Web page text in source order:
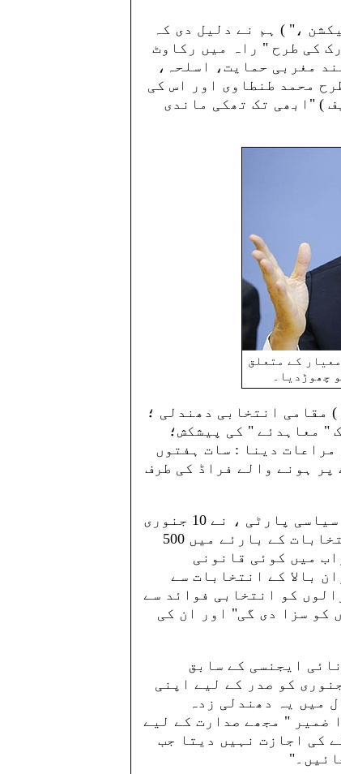
جعلی الیکشن ،" ) ہم نے دلیل دی کہ
کی طرح " راہ میں رکاوٹ
مغربی حمایت، اسلحہ،
محمد طنطاوی اور اس کی
) "ابھی تک تھکی ماندی
کے متعلق
چھوڑدیا۔
ہم اس دعوی کے لیے تین دلائل پیش کرتے ہیں: (1 ) مقامی انتخابی دھندلی ؛
" معاہدئے " کی پیشکش؛
مراعات دینا : سات ہفتوں
پر ہونے والے فراڈ کی طرف
آزاد مصّری پارٹی، مصّر کی معروف کاسیک لبرل سیاسی پارٹی ، نے 10 جنوری
کو اعلان کیا کہ انھوں نے ایوان زیریں کے انتخابات کے بارئے میں 500
میں کوئی قانونی
بالا کے انتخابات سے
کو انتخابی فوائد سے
کو سزا دی گی" اور ان کی
ایجنسی کے سابق
جنرل ہیں ( آئی-ائے-ای-ائے ) نے 14 جنوری کو صدر کے لیے اپنی
میں یہ دھندلی زدہ
ضمیر " مجھے صدارت کے لیے
کی اجازت نہیں دیتا جب